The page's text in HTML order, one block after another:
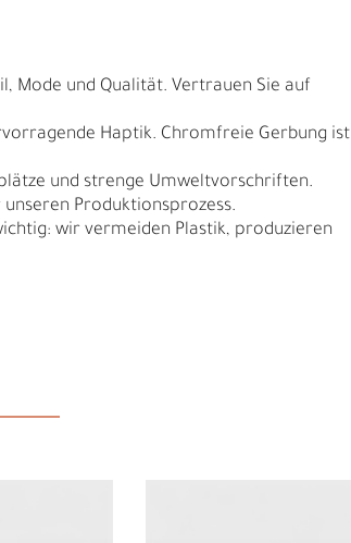
Mode und Qualität. Vertrauen Sie auf
Haptik. Chromfreie Gerbung ist
und strenge Umweltvorschriften.
Produktionsprozess.
wir vermeiden Plastik, produzieren